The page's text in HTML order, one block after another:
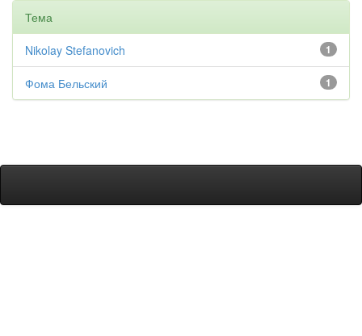
Тема
1
Nikolay Stefanovich
1
Фома Бельский